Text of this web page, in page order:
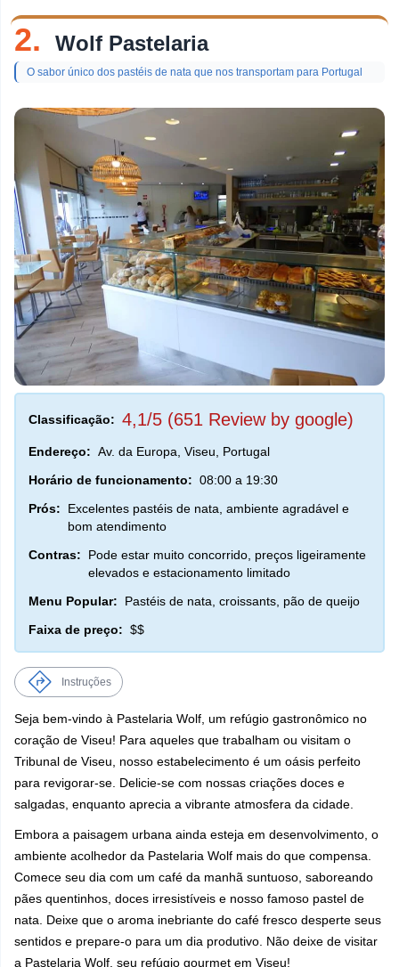
2. Wolf Pastelaria
O sabor único dos pastéis de nata que nos transportam para Portugal
Classificação: 4,1/5 (651 Review by google)
Endereço: Av. da Europa, Viseu, Portugal
Horário de funcionamento: 08:00 a 19:30
Prós:
Excelentes pastéis de nata, ambiente agradável e
bom atendimento
Contras:
Pode estar muito concorrido, preços ligeiramente
elevados e estacionamento limitado
Menu Popular:
Pastéis de nata, croissants, pão de queijo
Faixa de preço: $$
Instruções
Seja bem-vindo à Pastelaria Wolf, um refúgio gastronômico no
coração de Viseu! Para aqueles que trabalham ou visitam o
Tribunal de Viseu, nosso estabelecimento é um oásis perfeito
para revigorar-se. Delicie-se com nossas criações doces e
salgadas, enquanto aprecia a vibrante atmosfera da cidade.
Embora a paisagem urbana ainda esteja em desenvolvimento, o
ambiente acolhedor da Pastelaria Wolf mais do que compensa.
Comece seu dia com um café da manhã suntuoso, saboreando
pães quentinhos, doces irresistíveis e nosso famoso pastel de
nata. Deixe que o aroma inebriante do café fresco desperte seus
sentidos e prepare-o para um dia produtivo. Não deixe de visitar
a Pastelaria Wolf, seu refúgio gourmet em Viseu!